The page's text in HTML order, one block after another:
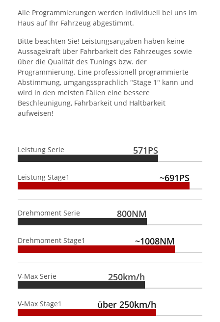
Alle Programmierungen werden individuell bei uns im
Haus auf Ihr Fahrzeug abgestimmt.
Bitte beachten Sie! Leistungsangaben haben keine
Aussagekraft über Fahrbarkeit des Fahrzeuges sowie
über die Qualität des Tunings bzw. der
Programmierung. Eine professionell programmierte
Abstimmung, umgangssprachlich "Stage 1" kann und
wird in den meisten Fällen eine bessere
Beschleunigung, Fahrbarkeit und Haltbarkeit
aufweisen!
Leistung Serie 571PS
Leistung Stage1 ~691PS
Drehmoment Serie 800NM
Drehmoment Stage1 ~1008NM
V-Max Serie 250km/h
V-Max Stage1 über 250km/h